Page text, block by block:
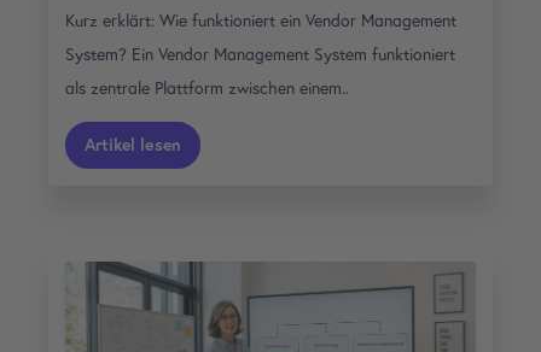
Kurz erklärt: Wie funktioniert ein Vendor Management
System? Ein Vendor Management System funktioniert
als zentrale Plattform zwischen einem..
Artikel lesen